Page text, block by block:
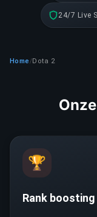
24/7 Live
Home /Dota 2
🏆
Rank boosting